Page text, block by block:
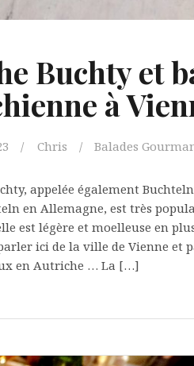
Buchty et
à
Chris Balades
appelée également
en Allemagne, est très
est légère et moelleuse en
ici de la ville de Vienne et
en Autriche … La […]